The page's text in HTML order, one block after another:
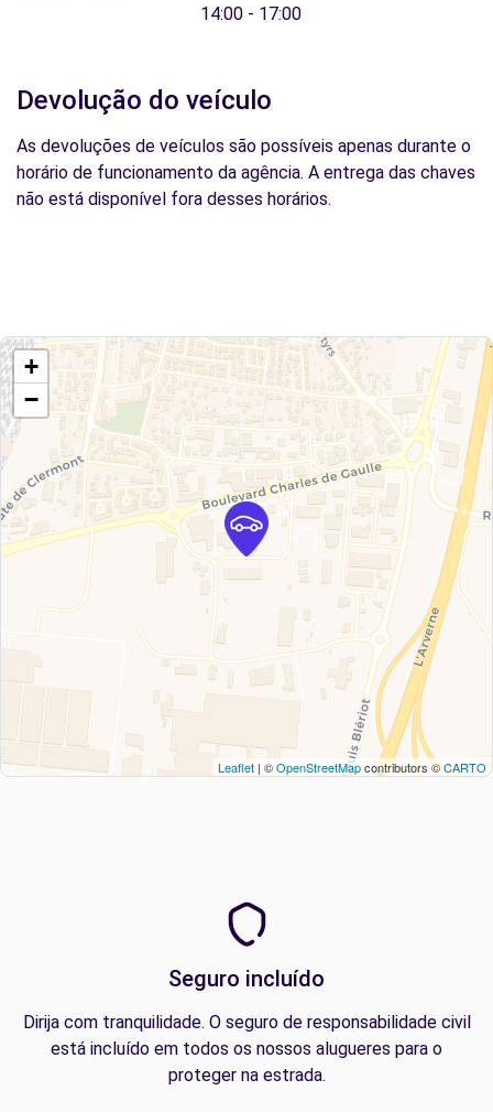
14:00 - 17:00
Devolução do veículo
As devoluções de veículos são possíveis apenas durante o
horário de funcionamento da agência. A entrega das chaves
não está disponível fora desses horários.
+
−
Leaflet | ©OpenStreetMapcontributors ©CARTO
Seguro incluído
Dirija com tranquilidade. O seguro de responsabilidade civil
está incluído em todos os nossos alugueres para o
proteger na estrada.